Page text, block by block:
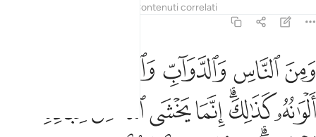
Contenuti correlati
ومن الناس والدواب والانعام مختلف الوانه كذالك انما يخشى الله من
وَمِنَ ٱلنَّاسِ وَٱلدَّوَآبِّ وَٱلْأَنْعَـٰمِ مُخْتَلِفٌ أَلْوَٰنُهُۥ كَذَٰلِكَ ۗ إِنَّمَا يَخْشَى
ﲥﲦﲧﲨ
ﲪﲫﲬﲭﲮﲯ ﲰﲱ